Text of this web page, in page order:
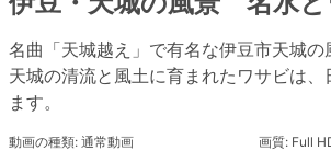
名曲「天城越え」で有名な伊豆市天城の
天城の清流と風土に育まれたワサビは、
ます。
動画の種類: 通常動画 画質: Full